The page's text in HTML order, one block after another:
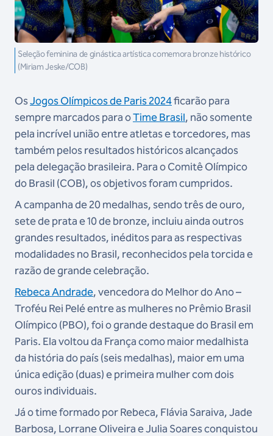
Seleção feminina de ginástica artística comemora bronze histórico
(Miriam Jeske/COB)
OsJogos Olímpicos de Paris 2024ficarão para
sempre marcados para oTime Brasil, não somente
pela incrível união entre atletas e torcedores, mas
também pelos resultados históricos alcançados
pela delegação brasileira. Para o Comitê Olímpico
do Brasil (COB), os objetivos foram cumpridos.
A campanha de 20 medalhas, sendo três de ouro,
sete de prata e 10 de bronze, incluiu ainda outros
grandes resultados, inéditos para as respectivas
modalidades no Brasil, reconhecidos pela torcida e
razão de grande celebração.
Rebeca Andrade, vencedora do Melhor do Ano –
Troféu Rei Pelé entre as mulheres no Prêmio Brasil
Olímpico (PBO), foi o grande destaque do Brasil em
Paris. Ela voltou da França como maior medalhista
da história do país (seis medalhas), maior em uma
única edição (duas) e primeira mulher com dois
ouros individuais.
Já o time formado por Rebeca, Flávia Saraiva, Jade
Barbosa, Lorrane Oliveira e Julia Soares conquistou